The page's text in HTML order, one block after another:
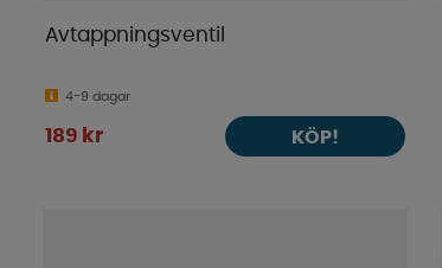
Avtappningsventil
4-9 dagar
189 kr KÖP!